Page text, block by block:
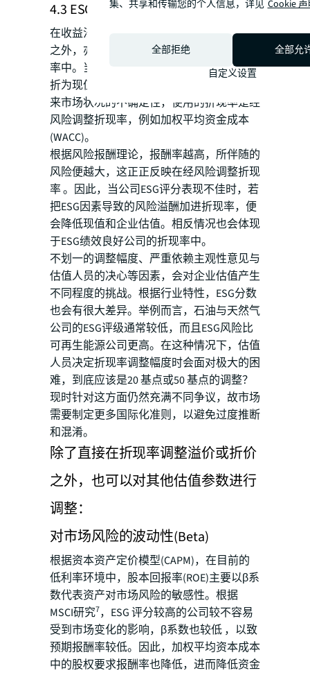
4.3 ESG与折现率
在收益法估值中除了调整预测自由现金流量
之外，亦会尝试将ESG相关风险包含在折现
率中。当应用DCF模型时，预期现金流量会
折为现值。在大多数情况下，因为考虑到未
来市场状况的不确定性，使用的折现率是经
风险调整折现率，例如加权平均资金成本
(WACC)。
根据风险报酬理论，报酬率越高，所伴随的
风险便越大，这正正反映在经风险调整折现
率 。因此，当公司ESG评分表现不佳时，若
把ESG因素导致的风险溢酬加进折现率，便
会降低现值和企业估值。相反情况也会体现
于ESG绩效良好公司的折现率中。
不划一的调整幅度、严重依赖主观性意见与
估值人员的决心等因素，会对企业估值产生
不同程度的挑战。根据行业特性，ESG分数
也会有很大差异。举例而言，石油与天然气
公司的ESG评级通常较低，而且ESG风险比
可再生能源公司更高。在这种情况下，估值
人员决定折现率调整幅度时会面对极大的困
难，到底应该是20 基点或50 基点的调整？
现时针对这方面仍然充满不同争议，故市场
需要制定更多国际化准则，以避免过度推断
和混淆。
除了直接在折现率调整溢价或折价
之外，也可以对其他估值参数进行
调整：
对市场风险的波动性(Beta)
根据资本资产定价模型(CAPM)，在目前的
低利率环境中，股本回报率(ROE)主要以β系
数代表资产对市场风险的敏感性。根据
MSCI研究7，ESG 评分较高的公司较不容易
受到市场变化的影响，β系数也较低 ，以致
预期报酬率较低。因此，加权平均资本成本
中的股权要求报酬率也降低，进而降低资金
集、共享和传输您的个人信息，详见 Cookie
全部拒绝
全部允
自定义设置